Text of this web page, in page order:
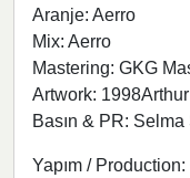
Aranje: Aerro
Mix: Aerro
Mastering: GKG
Artwork: 1998Arthur
Basın & PR:
Yapım /